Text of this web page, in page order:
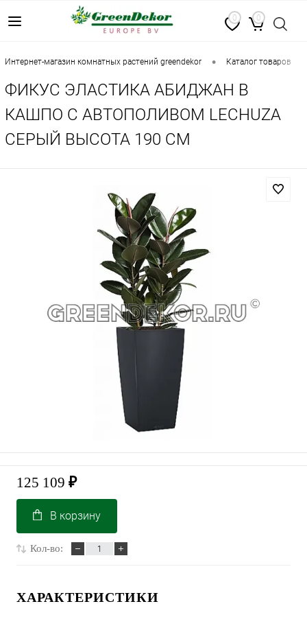
0 0
интернет-магазин комнатных растений greendekor • каталог товаров
ФИКУС ЭЛАСТИКА АБИДЖАН В
КАШПО С АВТОПОЛИВОМ LECHUZA
СЕРЫЙ ВЫСОТА 190 СМ
125 109 ₽
В корзину
Кол-во:
ХАРАКТЕРИСТИКИ